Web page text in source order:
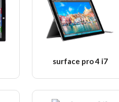
surface pro 4 i7